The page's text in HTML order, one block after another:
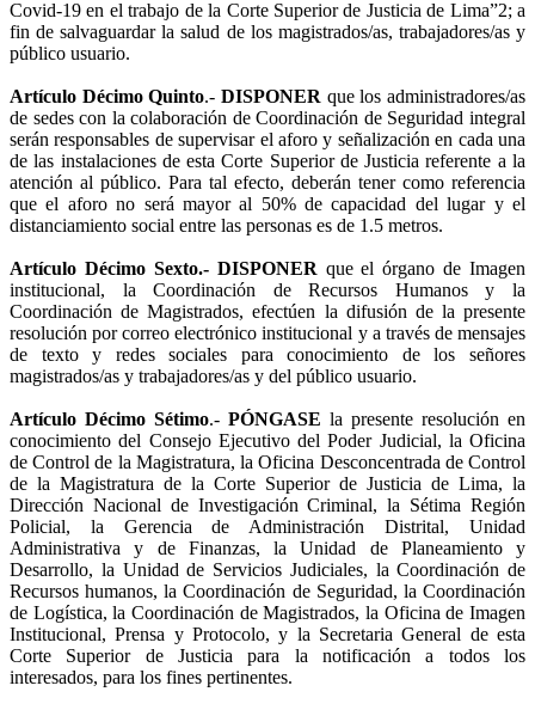
Covid-19 en el trabajo de la Corte Superior de Justicia de Lima”2; a
fin de salvaguardar la salud de los magistrados/as, trabajadores/as y
público usuario.
Artículo Décimo Quinto.-DISPONER que los administradores/as
de sedes con la colaboración de Coordinación de Seguridad integral
serán responsables de supervisar el aforo y señalización en cada una
de las instalaciones de esta Corte Superior de Justicia referente a la
atención al público. Para tal efecto, deberán tener como referencia
que el aforo no será mayor al 50% de capacidad del lugar y el
distanciamiento social entre las personas es de 1.5 metros.
Artículo Décimo Sexto.- DISPONER que el órgano de Imagen
institucional, la Coordinación de Recursos Humanos y la
Coordinación de Magistrados, efectúen la difusión de la presente
resolución por correo electrónico institucional y a través de mensajes
de texto y redes sociales para conocimiento de los señores
magistrados/as y trabajadores/as y del público usuario.
Artículo Décimo Sétimo.- PÓNGASE la presente resolución en
conocimiento del Consejo Ejecutivo del Poder Judicial, la Oficina
de Control de la Magistratura, la Oficina Desconcentrada de Control
de la Magistratura de la Corte Superior de Justicia de Lima, la
Dirección Nacional de Investigación Criminal, la Sétima Región
Policial, la Gerencia de Administración Distrital, Unidad
Administrativa y de Finanzas, la Unidad de Planeamiento y
Desarrollo, la Unidad de Servicios Judiciales, la Coordinación de
Recursos humanos, la Coordinación de Seguridad, la Coordinación
de Logística, la Coordinación de Magistrados, la Oficina de Imagen
Institucional, Prensa y Protocolo, y la Secretaria General de esta
Corte Superior de Justicia para la notificación a todos los
interesados, para los fines pertinentes.